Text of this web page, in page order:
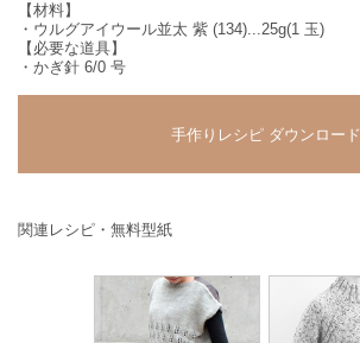
【材料】
・ウルグアイウール並太 紫 (134)...25g(1 玉)
【必要な道具】
・かぎ針 6/0 号
手作りレシピ ダウンロード
関連レシピ・無料型紙